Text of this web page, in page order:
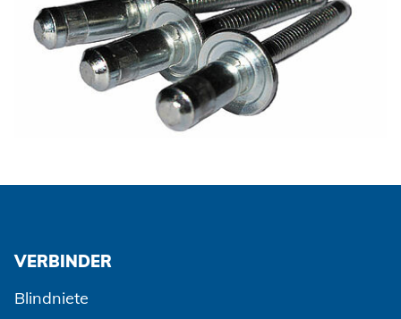
VERBINDER
Blindniete